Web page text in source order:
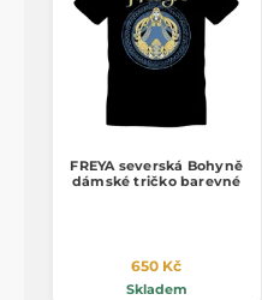
FREYA severská Bohyně
dámské tričko barevné
650 Kč
Skladem